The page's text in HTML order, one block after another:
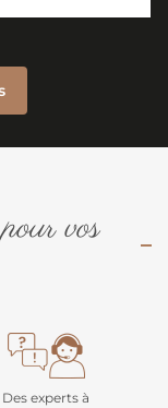
vos
Des experts à